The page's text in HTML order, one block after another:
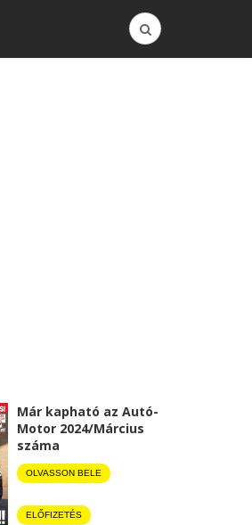
Már kapható az Autó-
Motor 2024/Március
száma
OLVASSON BELE
ELŐFIZETÉS